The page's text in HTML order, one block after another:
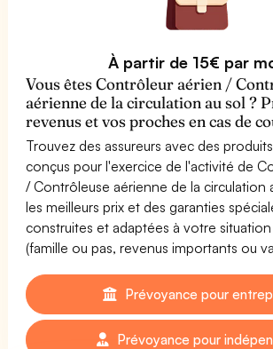
À partir de 15€ par
Vous êtes Contrôleur aérien /
aérienne de la circulation au sol ?
revenus et vos proches en cas de
Trouvez des assureurs avec des
conçus pour l'exercice de l'activité de
/ Contrôleuse aérienne de la circulation
les meilleurs prix et des garanties
construites et adaptées à votre
(famille ou pas, revenus importants ou
Prévoyance pour
Prévoyance pour